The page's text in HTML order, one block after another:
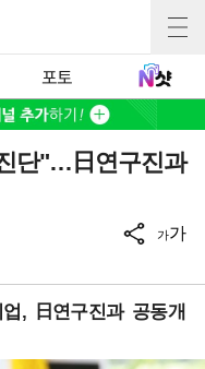
포토
단"…日연구진과
가가
, 日연구진과 공동개